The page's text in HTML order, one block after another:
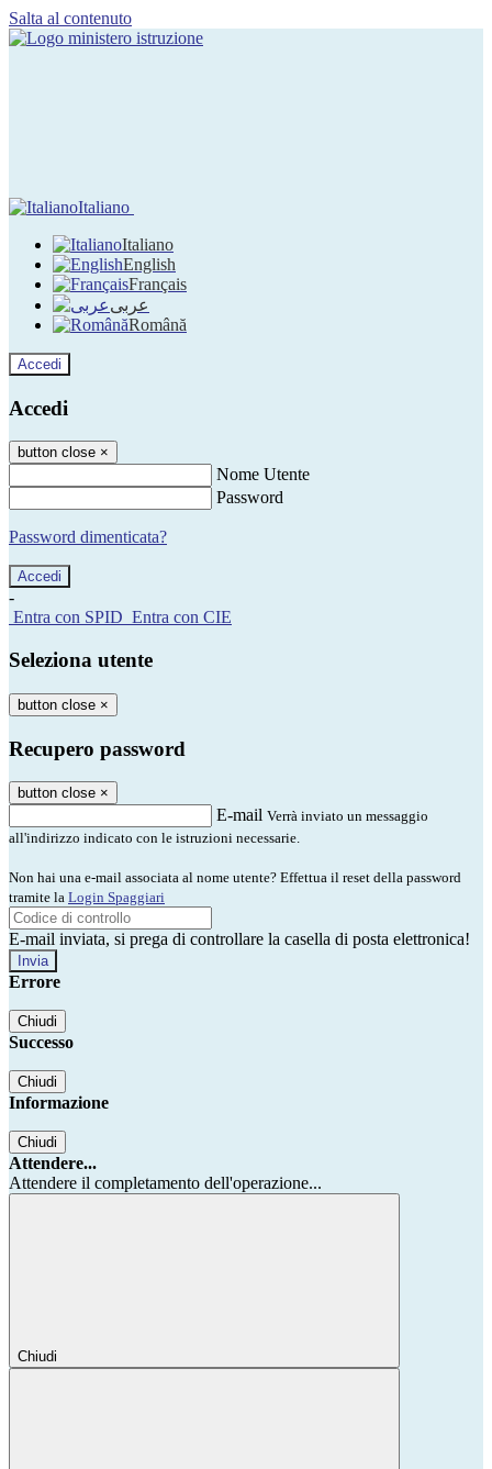
Salta al contenuto
Italiano
Italiano
English
Français
عربى
Română
Accedi
Accedi
button close ×
Nome Utente
Password
Password dimenticata?
-
Entra con SPID Entra con CIE
Seleziona utente
button close ×
Recupero password
button close ×
E-mail Verrà inviato un messaggio
all'indirizzo indicato con le istruzioni necessarie.
Non hai una e-mail associata al nome utente? Effettua il reset della password
tramite la Login Spaggiari
E-mail inviata, si prega di controllare la casella di posta elettronica!
Errore
Chiudi
Successo
Chiudi
Informazione
Chiudi
Attendere...
Attendere il completamento dell'operazione...
Chiudi